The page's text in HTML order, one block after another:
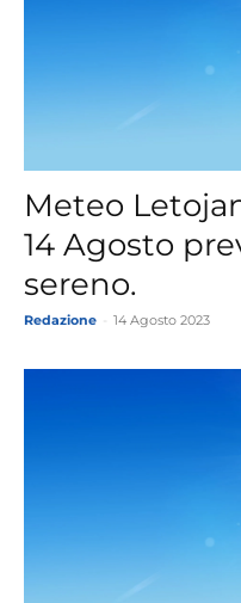
Meteo
14 Agosto
sereno.
Redazione 14 Agosto 2023